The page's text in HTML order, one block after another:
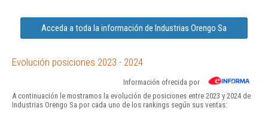
Acceda a toda la información de Industrias Orengo Sa
Evolución posiciones 2023 - 2024
Información ofrecida por
A continuación le mostramos la evolución de posiciones entre 2023 y 2024 de
Industrias Orengo Sa por cada uno de los rankings según sus ventas: